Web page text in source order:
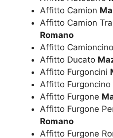
Affitto Camion
Affitto Camion
Romano
Affitto Camioncino
Affitto Ducato
Affitto Furgoncini
Affitto Furgoncino
Affitto Furgone
Affitto Furgone
Romano
Affitto Furgone